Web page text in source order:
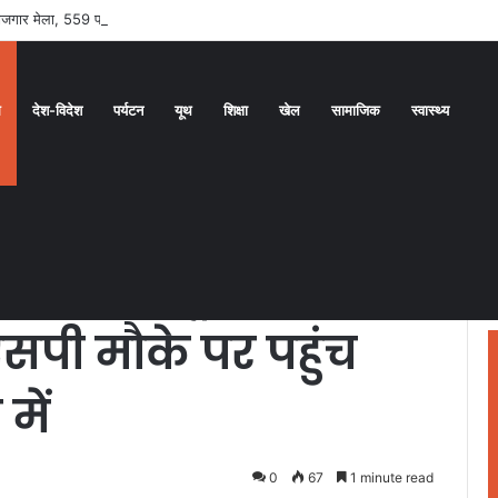
मेला, 559 पदों पर होगा चयन
देश-विदेश पर्यटन यूथ शिक्षा खेल सामाजिक स्वास्थ्य
मौके पर पहुंच खुद जुटे तहकीकात में
मौके पर पहुंच
में
0 67 1 minute read